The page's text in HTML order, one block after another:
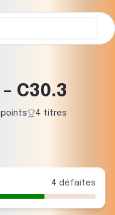
- C30.3
points 4 titres
4 défaites